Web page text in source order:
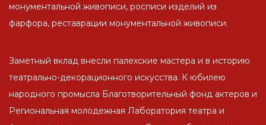
монументальной живописи, росписи изделий из
фарфора, реставрации монументальной живописи.
Заметный вклад внесли палехские мастера и в историю
театрально-декорационного искусства. К юбилею
народного промысла Благотворительный фонд актеров и
Региональная молодежная Лаборатория театра и